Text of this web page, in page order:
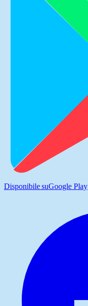
Disponibile suGoogle Play